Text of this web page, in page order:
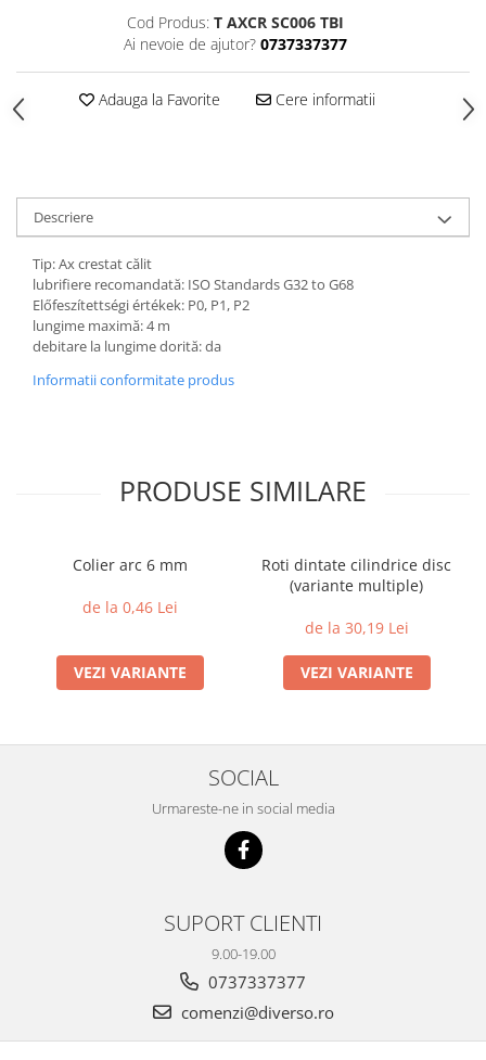
Cod Produs: T AXCR SC006 TBI
Ai nevoie de ajutor? 0737337377
Adauga la Favorite Cere informatii
Descriere
Tip: Ax crestat călit
lubrifiere recomandată: ISO Standards G32 to G68
Előfeszítettségi értékek: P0, P1, P2
lungime maximă: 4 m
debitare la lungime dorită: da
Informatii conformitate produs
PRODUSE SIMILARE
Colier arc 6 mm
de la 0,46 Lei
VEZI VARIANTE
Roti dintate cilindrice disc
(variante multiple)
de la 30,19 Lei
VEZI VARIANTE
SOCIAL
Urmareste-ne in social media
SUPORT CLIENTI
9.00-19.00
0737337377
comenzi@diverso.ro